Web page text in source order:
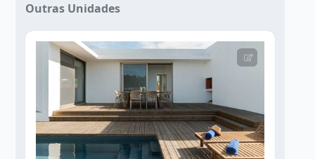
Outras Unidades